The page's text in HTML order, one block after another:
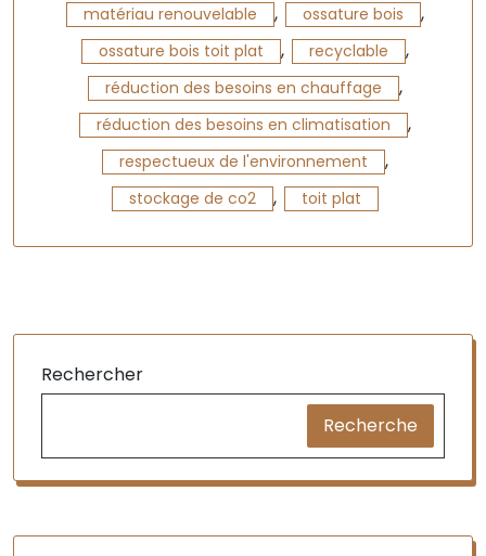
matériau renouvelable , ossature bois ,
ossature bois toit plat , recyclable ,
réduction des besoins en chauffage ,
réduction des besoins en climatisation ,
respectueux de l'environnement ,
stockage de co2 , toit plat
Rechercher
Recherche